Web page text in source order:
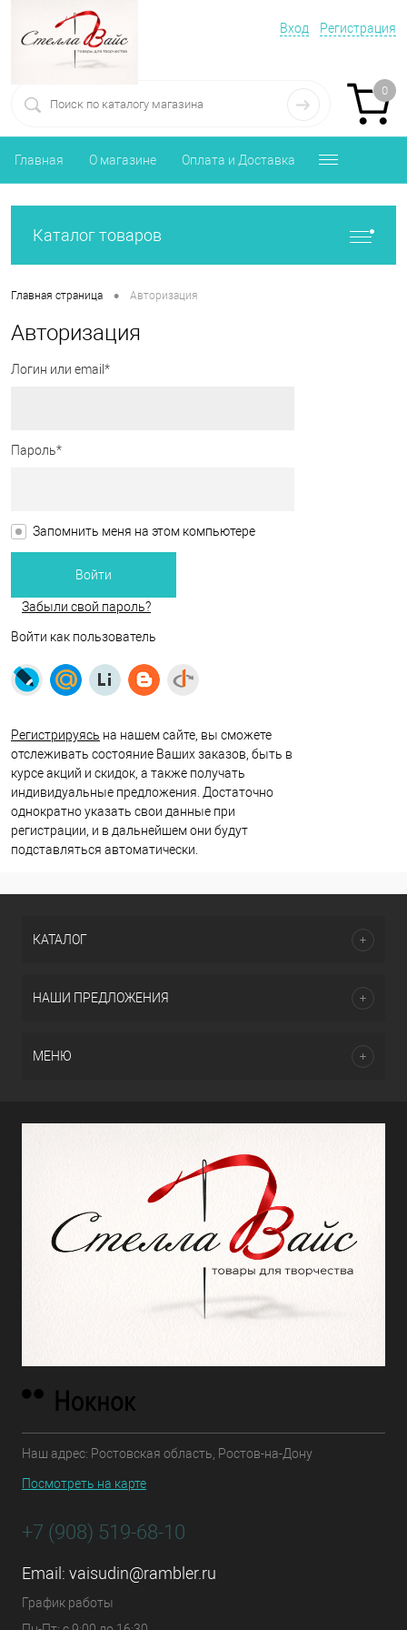
Вход Регистрация
0
Главная О магазине Оплата и Доставка
Каталог товаров
Главная страница • Авторизация
Авторизация
Логин или email*
Пароль*
Запомнить меня на этом компьютере
Забыли свой пароль?
Войти как пользователь
Регистрируясь на нашем сайте, вы сможете
отслеживать состояние Ваших заказов, быть в
курсе акций и скидок, а также получать
индивидуальные предложения. Достаточно
однократно указать свои данные при
регистрации, и в дальнейшем они будут
подставляться автоматически.
КАТАЛОГ
НАШИ ПРЕДЛОЖЕНИЯ
МЕНЮ
Наш адрес: Ростовская область, Ростов-на-Дону
Посмотреть на карте
+7 (908) 519-68-10
Email: vaisudin@rambler.ru
График работы